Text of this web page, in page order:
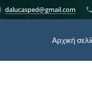
dalucasped@gmail.com
Αρχική